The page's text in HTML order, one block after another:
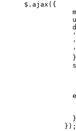
$.ajax({
            }
          });